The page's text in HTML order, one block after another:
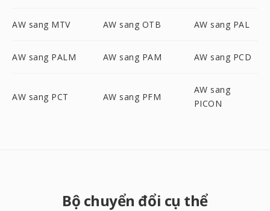
AW sang MTV AW sang OTB AW sang PAL
AW sang PALM AW sang PAM AW sang PCD
AW sang PCT AW sang PFM
AW sang
PICON
Bộ chuyển đổi cụ thể